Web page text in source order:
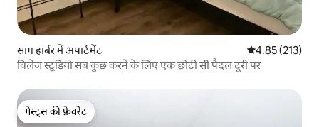
साग हार्बर में अपार्टमेंट औसत रेटिंग 5 में से
4.85 (213)
विलेज स्टूडियो सब कुछ करने के लिए एक छोटी सी पैदल दूरी पर
गेस्ट्स की फ़ेवरेट
गेस्ट्स की फ़ेवरेट